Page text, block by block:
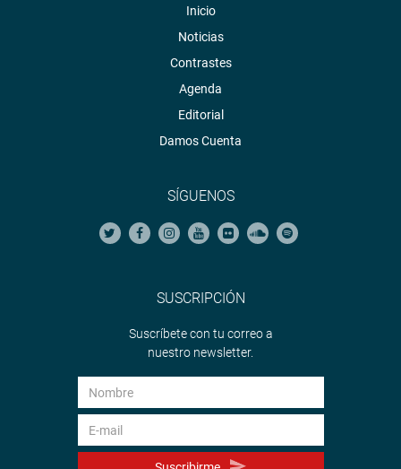
Inicio
Noticias
Contrastes
Agenda
Editorial
Damos Cuenta
SÍGUENOS
SUSCRIPCIÓN
Suscríbete con tu correo a
nuestro newsletter.